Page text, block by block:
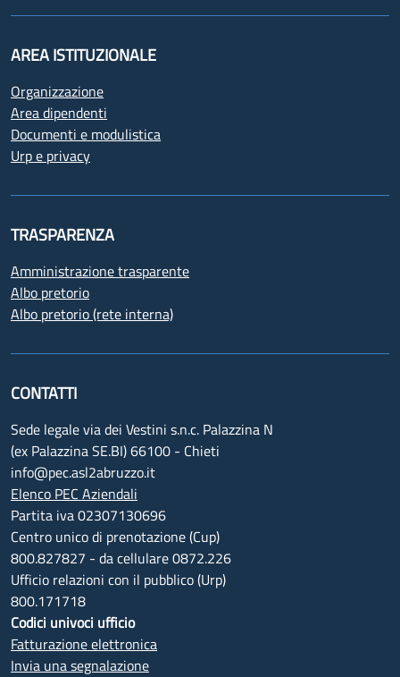
AREA ISTITUZIONALE
Organizzazione
Area dipendenti
Documenti e modulistica
Urp e privacy
TRASPARENZA
Amministrazione trasparente
Albo pretorio
Albo pretorio (rete interna)
CONTATTI
Sede legale via dei Vestini s.n.c. Palazzina N
(ex Palazzina SE.BI) 66100 - Chieti
info@pec.asl2abruzzo.it
Elenco PEC Aziendali
Partita iva 02307130696
Centro unico di prenotazione (Cup)
800.827827 - da cellulare 0872.226
Ufficio relazioni con il pubblico (Urp)
800.171718
Codici univoci ufficio
Fatturazione elettronica
Invia una segnalazione